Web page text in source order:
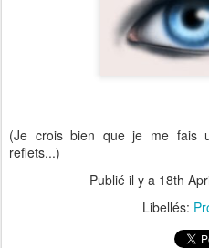
(Je crois bien que je me fais
reflets...)
Publié il y a 18th
Libellés: